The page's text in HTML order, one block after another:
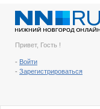
Привет, Гость !
- Войти
- Зарегистрироваться